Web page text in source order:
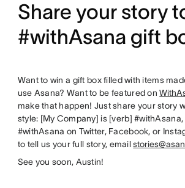
Share your story
#withAsana gift
Want to win a gift box filled with items
use Asana? Want to be featured on
make that happen! Just share your story
style: [My Company] is [verb]
#withAsana on Twitter, Facebook, or
to tell us your full story, email
See you soon, Austin!